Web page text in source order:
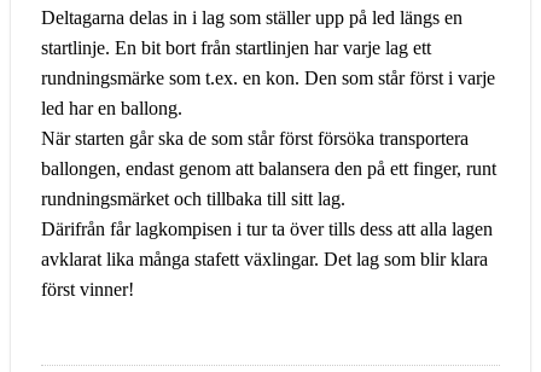
Deltagarna delas in i lag som ställer upp på led längs en
startlinje. En bit bort från startlinjen har varje lag ett
rundningsmärke som t.ex. en kon. Den som står först i varje
led har en ballong.
När starten går ska de som står först försöka transportera
ballongen, endast genom att balansera den på ett finger, runt
rundningsmärket och tillbaka till sitt lag.
Därifrån får lagkompisen i tur ta över tills dess att alla lagen
avklarat lika många stafett växlingar. Det lag som blir klara
först vinner!